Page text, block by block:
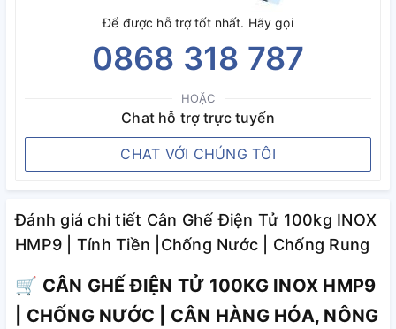
Để được hỗ trợ tốt nhất. Hãy gọi
0868 318 787
HOẶC
Chat hỗ trợ trực tuyến
CHAT VỚI CHÚNG TÔI
Đánh giá chi tiết Cân Ghế Điện Tử 100kg INOX
HMP9 | Tính Tiền |Chống Nước | Chống Rung
🛒 CÂN GHẾ ĐIỆN TỬ 100KG INOX HMP9
| CHỐNG NƯỚC | CÂN HÀNG HÓA, NÔNG